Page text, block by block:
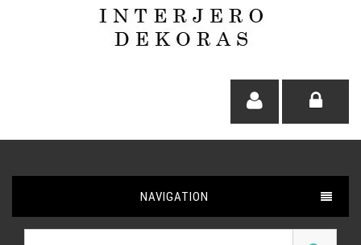
NAVIGATION